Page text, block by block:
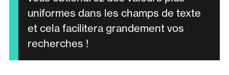
uniformes dans les champs de texte
et cela facilitera grandement vos
recherches !